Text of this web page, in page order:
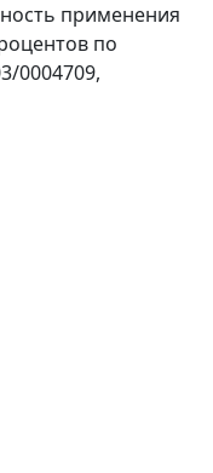
применения
по
0004709,